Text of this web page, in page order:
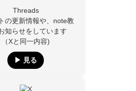
Threads
の更新情報や、note教
知らせをしています
（Xと同一内容)
▶︎ 見る